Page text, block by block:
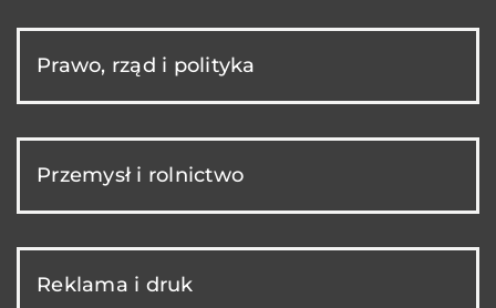
Prawo, rząd i polityka
Przemysł i rolnictwo
Reklama i druk